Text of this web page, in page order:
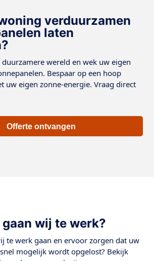
verduurzamen
laten
duurzamere wereld en wek uw eigen
Bespaar op een hoop
uw eigen zonne-energie. Vraag direct
Offerte ontvangen
gaan wij te werk?
te werk gaan en ervoor zorgen dat uw
mogelijk wordt opgelost? Bekijk